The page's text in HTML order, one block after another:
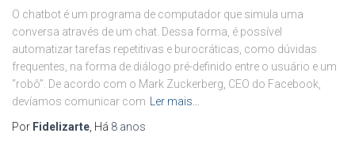
O chatbot é um programa de computador que simula uma
conversa através de um chat. Dessa forma, é possível
automatizar tarefas repetitivas e burocráticas, como dúvidas
frequentes, na forma de diálogo pré-definido entre o usuário e um
“robô”. De acordo com o Mark Zuckerberg, CEO do Facebook,
devíamos comunicar com Ler mais…
Por Fidelizarte , Há 8 anos